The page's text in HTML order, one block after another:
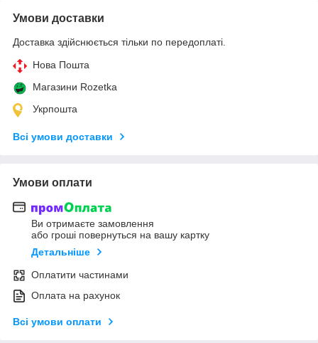
Умови доставки
Доставка здійснюється тільки по передоплаті.
Нова Пошта
Магазини Rozetka
Укрпошта
Всі умови доставки
Умови оплати
Ви отримаєте замовлення
або гроші повернуться на вашу картку
Детальніше
Оплатити частинами
Оплата на рахунок
Всі умови оплати